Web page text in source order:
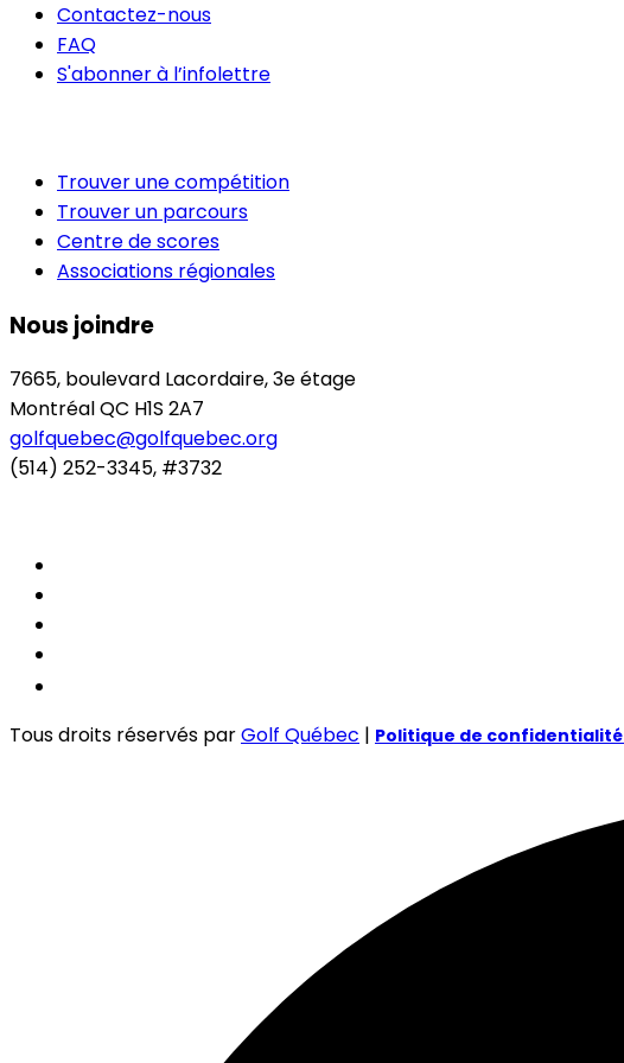
Contactez-nous
FAQ
S'abonner à l’infolettre
Trouver une compétition
Trouver un parcours
Centre de scores
Associations régionales
Nous joindre
7665, boulevard Lacordaire, 3e étage
Montréal QC H1S 2A7
golfquebec@golfquebec.org
(514) 252-3345, #3732
Tous droits réservés parGolf Québec | Politique de confidentialité